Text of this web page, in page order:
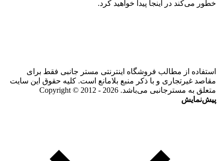
خطور می‌کند در اینجا پیدا خواهید کرد.
استفاده از مطالب فروشگاه اینترنتی مستر جانبی فقط برای
مقاصد غیرتجاری و با ذکر منبع بلامانع است. کلیه حقوق این سایت
متعلق به مسترجانبی می‌باشد. Copyright © 2012 - 2026
پیش‌نمایش